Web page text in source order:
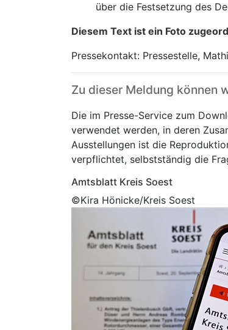
über die Festsetzung des
Diesem Text ist ein Foto
Pressekontakt: Pressestelle,
Zu dieser Meldung können
Die im Presse-Service zum
verwendet werden, in deren
Ausstellungen ist die
verpflichtet, selbstständig die
Amtsblatt Kreis Soest
©Kira Hönicke/Kreis Soest